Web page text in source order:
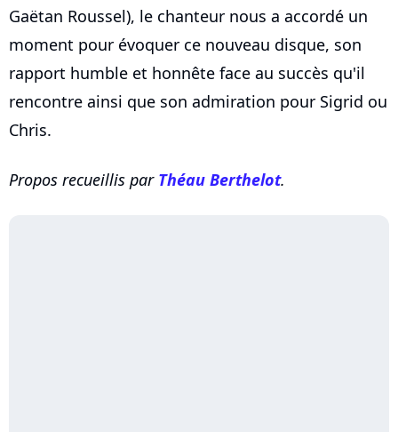
Gaëtan Roussel), le chanteur nous a accordé un
moment pour évoquer ce nouveau disque, son
rapport humble et honnête face au succès qu'il
rencontre ainsi que son admiration pour Sigrid ou
Chris.
Propos recueillis par Théau Berthelot.